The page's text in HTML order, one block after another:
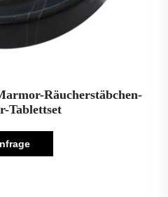
Räucherstäbchen-
Tablettset